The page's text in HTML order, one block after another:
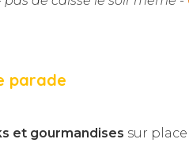
parade
et gourmandises sur